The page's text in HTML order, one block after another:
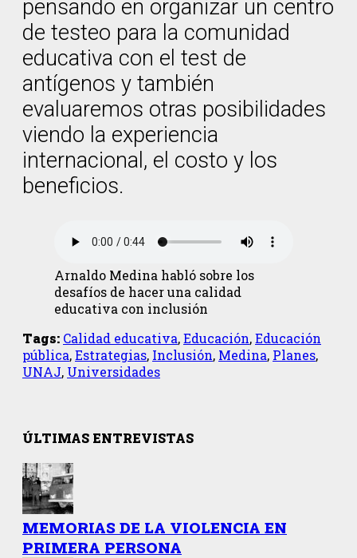
pensando en organizar un centro
de testeo para la comunidad
educativa con el test de
antígenos y también
evaluaremos otras posibilidades
viendo la experiencia
internacional, el costo y los
beneficios.
Arnaldo Medina habló sobre los
desafíos de hacer una calidad
educativa con inclusión
Tags: Calidad educativa,Educación,Educación
pública,Estrategias, Inclusión, Medina, Planes,
UNAJ, Universidades
ÚLTIMAS ENTREVISTAS
MEMORIAS DE LA VIOLENCIA EN
PRIMERA PERSONA